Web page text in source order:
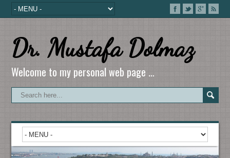
Dr. Mustafa Dolmaz
Welcome to my personal web page …